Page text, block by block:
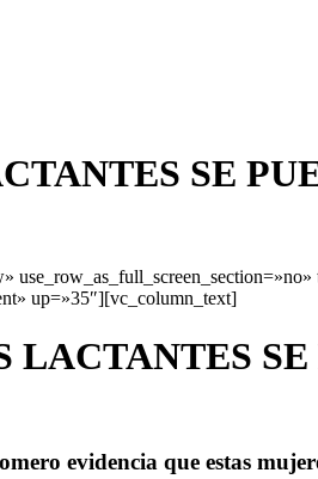
SE
up=»35″][vc_column_text]
LACTANTES
evidencia que estas